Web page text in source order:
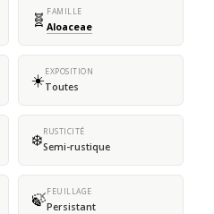
🧬 FAMILLE
Aloaceae
☀️EXPOSITION
Toutes
❄️RUSTICITÉ
Semi-rustique
🍃FEUILLAGE
Persistant